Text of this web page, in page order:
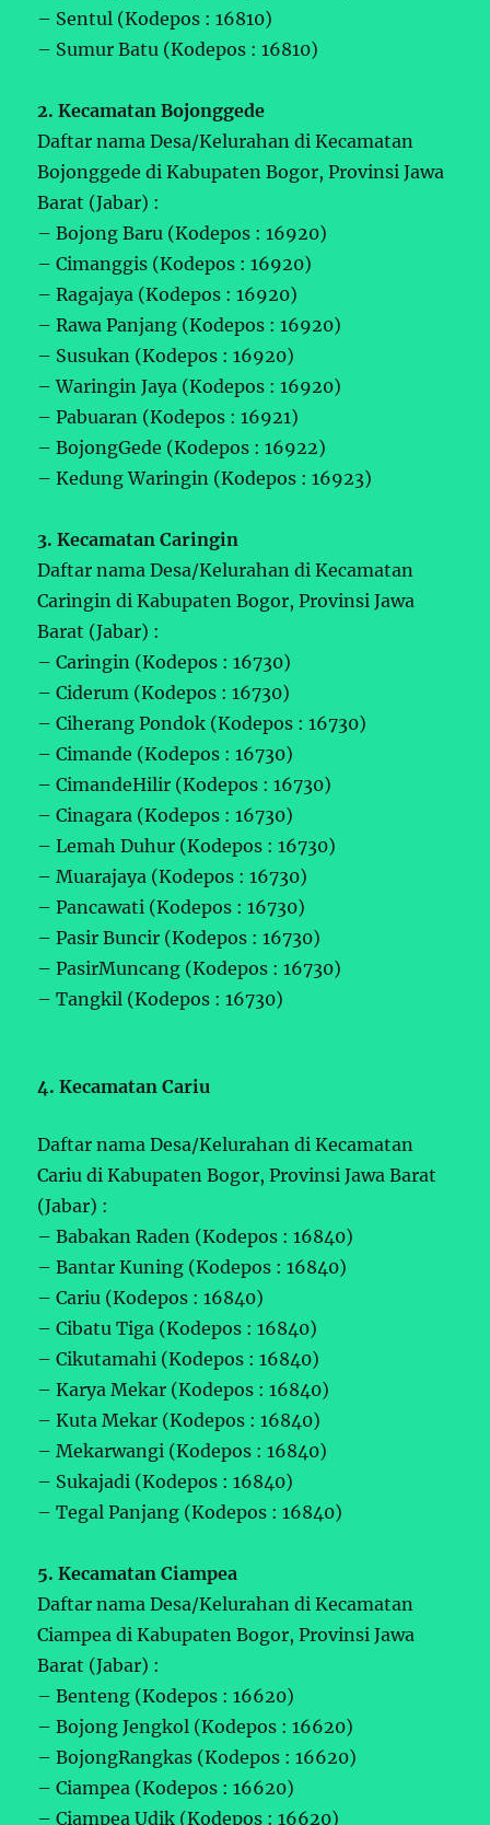
– Sentul (Kodepos : 16810)
– Sumur Batu (Kodepos : 16810)
2. Kecamatan Bojonggede
Daftar nama Desa/Kelurahan di Kecamatan
Bojonggede di Kabupaten Bogor, Provinsi Jawa
Barat (Jabar) :
– Bojong Baru (Kodepos : 16920)
– Cimanggis (Kodepos : 16920)
– Ragajaya (Kodepos : 16920)
– Rawa Panjang (Kodepos : 16920)
– Susukan (Kodepos : 16920)
– Waringin Jaya (Kodepos : 16920)
– Pabuaran (Kodepos : 16921)
– BojongGede (Kodepos : 16922)
– Kedung Waringin (Kodepos : 16923)
3. Kecamatan Caringin
Daftar nama Desa/Kelurahan di Kecamatan
Caringin di Kabupaten Bogor, Provinsi Jawa
Barat (Jabar) :
– Caringin (Kodepos : 16730)
– Ciderum (Kodepos : 16730)
– Ciherang Pondok (Kodepos : 16730)
– Cimande (Kodepos : 16730)
– CimandeHilir (Kodepos : 16730)
– Cinagara (Kodepos : 16730)
– Lemah Duhur (Kodepos : 16730)
– Muarajaya (Kodepos : 16730)
– Pancawati (Kodepos : 16730)
– Pasir Buncir (Kodepos : 16730)
– PasirMuncang (Kodepos : 16730)
– Tangkil (Kodepos : 16730)
4. Kecamatan Cariu
Daftar nama Desa/Kelurahan di Kecamatan
Cariu di Kabupaten Bogor, Provinsi Jawa Barat
(Jabar) :
– Babakan Raden (Kodepos : 16840)
– Bantar Kuning (Kodepos : 16840)
– Cariu (Kodepos : 16840)
– Cibatu Tiga (Kodepos : 16840)
– Cikutamahi (Kodepos : 16840)
– Karya Mekar (Kodepos : 16840)
– Kuta Mekar (Kodepos : 16840)
– Mekarwangi (Kodepos : 16840)
– Sukajadi (Kodepos : 16840)
– Tegal Panjang (Kodepos : 16840)
5. Kecamatan Ciampea
Daftar nama Desa/Kelurahan di Kecamatan
Ciampea di Kabupaten Bogor, Provinsi Jawa
Barat (Jabar) :
– Benteng (Kodepos : 16620)
– Bojong Jengkol (Kodepos : 16620)
– BojongRangkas (Kodepos : 16620)
– Ciampea (Kodepos : 16620)
– Ciampea Udik (Kodepos : 16620)